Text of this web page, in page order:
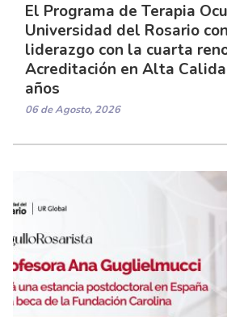
El Programa de Terapia
Universidad del Rosario
liderazgo con la cuarta
Acreditación en Alta
años
06 de Agosto, 2026